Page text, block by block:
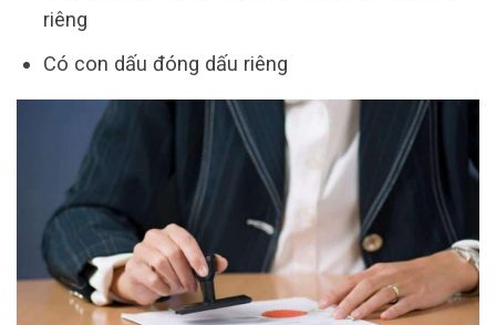
riêng
Có con dấu đóng dấu riêng